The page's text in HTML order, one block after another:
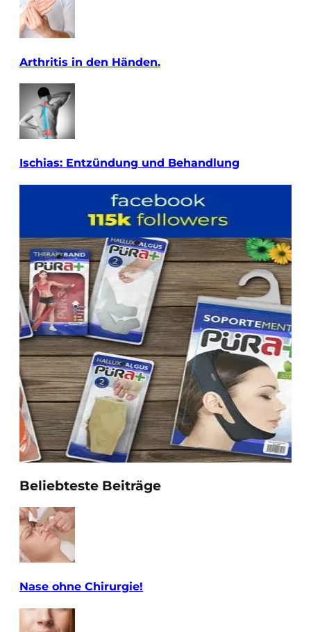
Arthritis in den Händen.
Ischias: Entzündung und Behandlung
Beliebteste Beiträge
Nase ohne Chirurgie!